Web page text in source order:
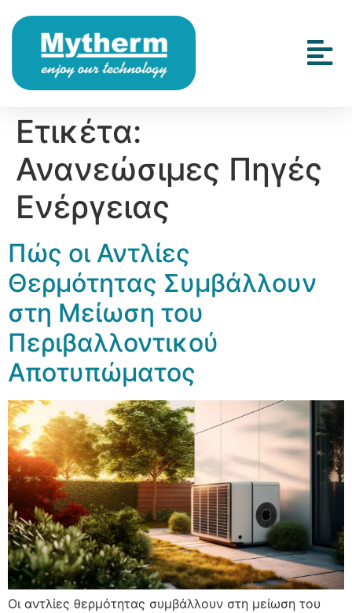
Ετικέτα:
Ανανεώσιμες Πηγές
Ενέργειας
Πώς οι Αντλίες
Θερμότητας Συμβάλλουν
στη Μείωση του
Περιβαλλοντικού
Αποτυπώματος
Οι αντλίες θερμότητας συμβάλλουν στη μείωση του